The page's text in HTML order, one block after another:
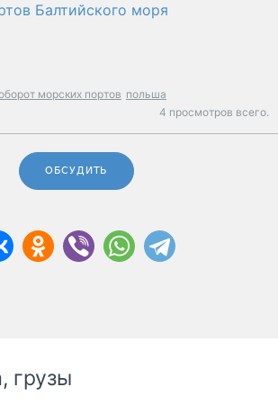
Балтийского моря
морских портов польша
4 просмотров всего.
ОБСУДИТЬ
грузы